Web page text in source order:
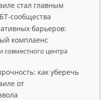
стал главным
сообщества
барьеров:
комплаенс
совместного центра
как уберечь
от